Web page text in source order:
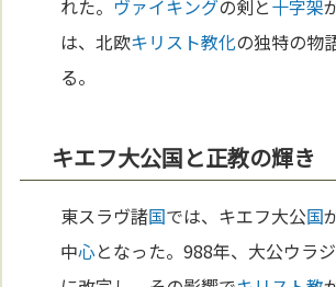
れた。 ヴァイキングの剣と十字架
は、北欧キリスト教化の独特の物
る。
キエフ大公国と正教の輝き
東スラヴ諸国では、キエフ大公国
中心となった。988年、大公ウラ